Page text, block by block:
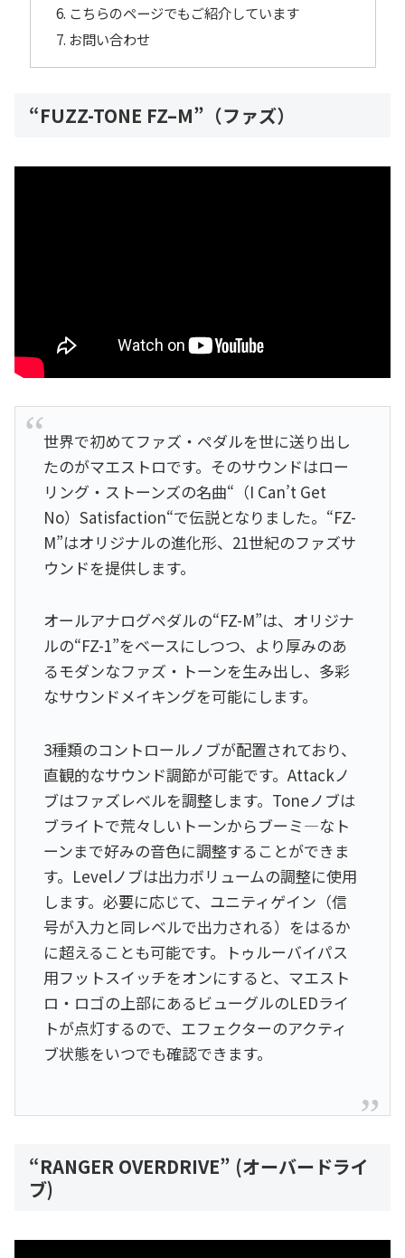
こちらのページでもご紹介しています
お問い合わせ
“FUZZ-TONE FZ–M”（ファズ）
世界で初めてファズ・ペダルを世に送り出し
たのがマエストロです。そのサウンドはロー
リング・ストーンズの名曲“（I Can’t Get
No）Satisfaction“で伝説となりました。“FZ-
M”はオリジナルの進化形、21世紀のファズサ
ウンドを提供します。
オールアナログペダルの“FZ-M”は、オリジナ
ルの“FZ-1”をベースにしつつ、より厚みのあ
るモダンなファズ・トーンを生み出し、多彩
なサウンドメイキングを可能にします。
3種類のコントロールノブが配置されており、
直観的なサウンド調節が可能です。Attackノ
ブはファズレベルを調整します。Toneノブは
ブライトで荒々しいトーンからブーミ―なト
ーンまで好みの音色に調整することができま
す。Levelノブは出力ボリュームの調整に使用
します。必要に応じて、ユニティゲイン（信
号が入力と同レベルで出力される）をはるか
に超えることも可能です。トゥルーバイパス
用フットスイッチをオンにすると、マエスト
ロ・ロゴの上部にあるビューグルのLEDライ
トが点灯するので、エフェクターのアクティ
ブ状態をいつでも確認できます。
“RANGER OVERDRIVE” (オーバードライ
ブ)